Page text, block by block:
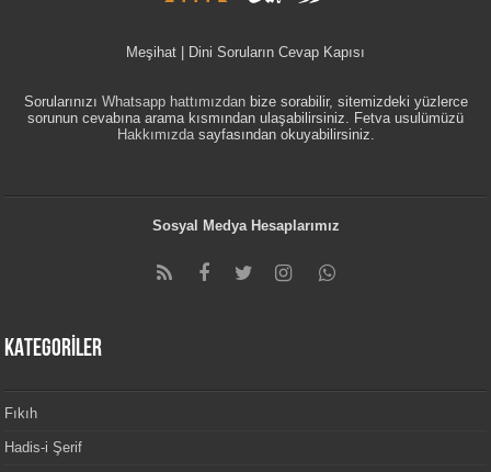
Meşihat | Dini Soruların Cevap Kapısı
Sorularınızı Whatsapp hattımızdanbize sorabilir, sitemizdeki yüzlerce
sorunun cevabına arama kısmından ulaşabilirsiniz. Fetva usulümüzü
Hakkımızdasayfasından okuyabilirsiniz.
Sosyal Medya Hesaplarımız
KATEGORİLER
Fıkıh
Hadis-i Şerif